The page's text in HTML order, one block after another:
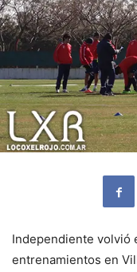
Independiente volvió
entrenamientos en